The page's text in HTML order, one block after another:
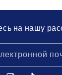
на нашу